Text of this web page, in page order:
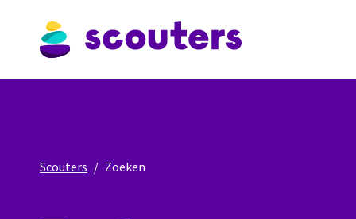
Scouters Zoeken